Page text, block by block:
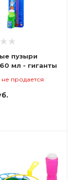
пузыри
мл - гиганты
не продается